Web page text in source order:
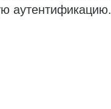
аутентификацию.